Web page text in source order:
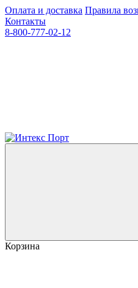
Оплата и доставка Правила
Контакты
8-800-777-02-12
Корзина